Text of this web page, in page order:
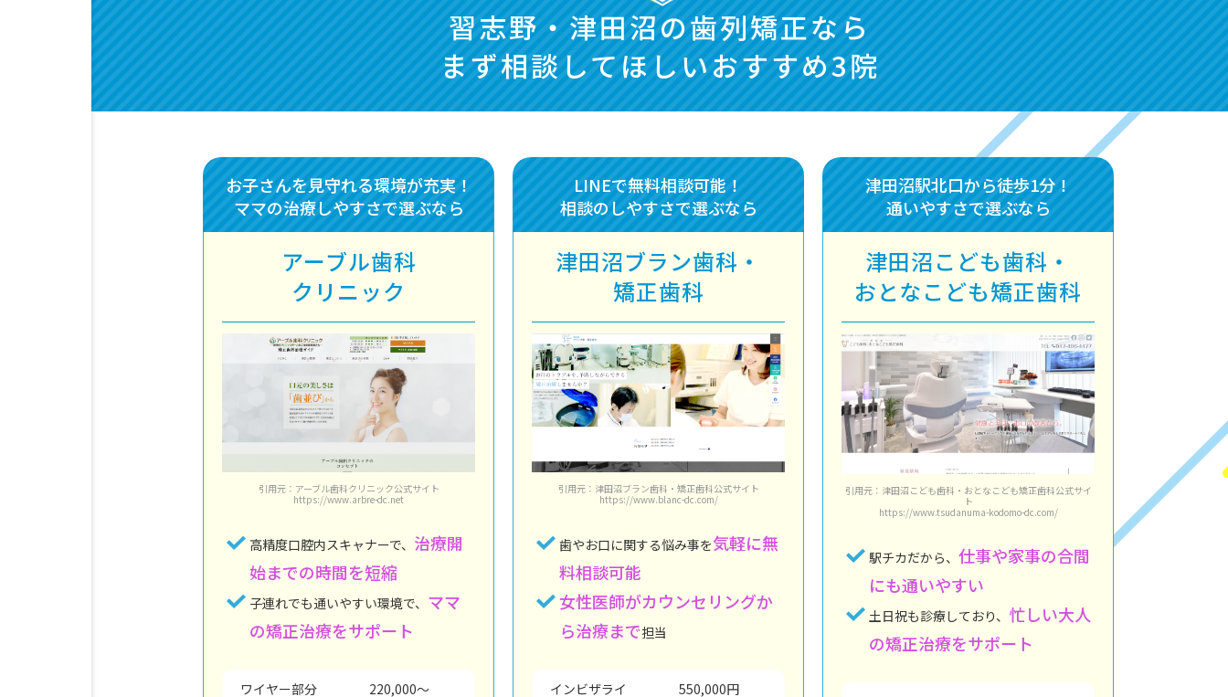
習志野・津田沼の歯列矯正なら
まず相談してほしいおすすめ3院
お子さんを見守れる環境が充実！
ママの治療しやすさで選ぶなら
アーブル歯科
クリニック
引用元：アーブル歯科クリニック公式サイト
https://www.arbre-dc.net
高精度口腔内スキャナーで、 治療開
始までの時間を短縮
子連れでも通いやすい環境で、 ママ
の矯正治療をサポート
ワイヤー部分 220,000～
LINEで無料相談可能！
相談のしやすさで選ぶなら
津田沼ブラン歯科・
矯正歯科
引用元：津田沼ブラン歯科・矯正歯科公式サイト
https://www.blanc-dc.com/
歯やお口に関する悩み事を気軽に無
料相談可能
女性医師がカウンセリングか
ら治療まで担当
インビザライ 550,000円
津田沼駅北口から徒歩1分！
通いやすさで選ぶなら
津田沼こども歯科・
おとなこども矯正歯科
引用元：津田沼こども歯科・おとなこども矯正歯科公式サイ
ト
https://www.tsudanuma-kodomo-dc.com/
駅チカだから、 仕事や家事の合間
にも通いやすい
土日祝も診療しており、 忙しい大人
の矯正治療をサポート